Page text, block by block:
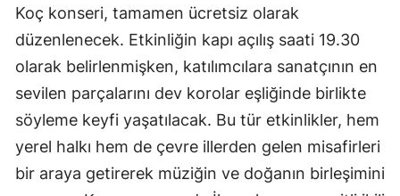
Koç konseri, tamamen ücretsiz olarak
düzenlenecek. Etkinliğin kapı açılış saati 19.30
olarak belirlenmişken, katılımcılara sanatçının en
sevilen parçalarını dev korolar eşliğinde birlikte
söyleme keyfi yaşatılacak. Bu tür etkinlikler, hem
yerel halkı hem de çevre illerden gelen misafirleri
bir araya getirerek müziğin ve doğanın birleşimini